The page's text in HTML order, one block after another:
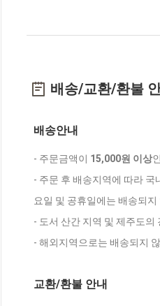
배송/교환/환불
배송안내
- 주문금액이 15,000원 이상
- 주문 후 배송지역에 따라
요일 및 공휴일에는 배송되지
- 도서 산간 지역 및 제주도
- 해외지역으로는 배송되지
교환/환불 안내